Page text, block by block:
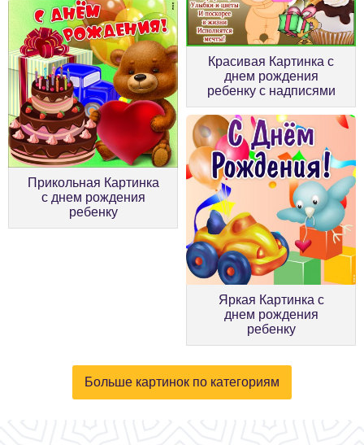
Красивая Картинка с
днем рождения
ребенку с надписями
Прикольная Картинка
с днем рождения
ребенку
Яркая Картинка с
днем рождения
ребенку
Больше картинок по категориям